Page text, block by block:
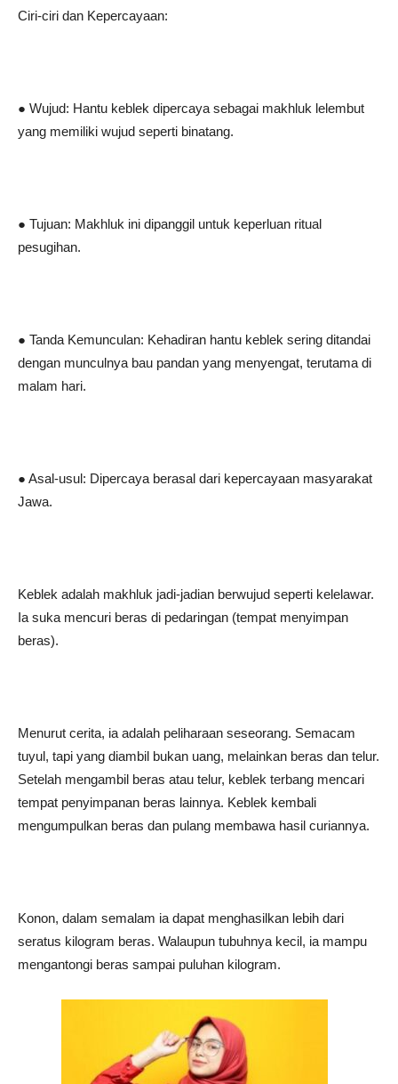
Ciri-ciri dan Kepercayaan:
● Wujud: Hantu keblek dipercaya sebagai makhluk lelembut
yang memiliki wujud seperti binatang.
● Tujuan: Makhluk ini dipanggil untuk keperluan ritual
pesugihan.
● Tanda Kemunculan: Kehadiran hantu keblek sering ditandai
dengan munculnya bau pandan yang menyengat, terutama di
malam hari.
● Asal-usul: Dipercaya berasal dari kepercayaan masyarakat
Jawa.
Keblek adalah makhluk jadi-jadian berwujud seperti kelelawar.
Ia suka mencuri beras di pedaringan (tempat menyimpan
beras).
Menurut cerita, ia adalah peliharaan seseorang. Semacam
tuyul, tapi yang diambil bukan uang, melainkan beras dan telur.
Setelah mengambil beras atau telur, keblek terbang mencari
tempat penyimpanan beras lainnya. Keblek kembali
mengumpulkan beras dan pulang membawa hasil curiannya.
Konon, dalam semalam ia dapat menghasilkan lebih dari
seratus kilogram beras. Walaupun tubuhnya kecil, ia mampu
mengantongi beras sampai puluhan kilogram.